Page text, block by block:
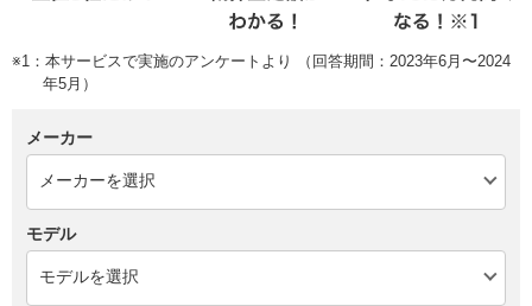
※1：本サービスで実施のアンケートより （回答期間：2023年6月〜2024
年5月）
メーカー
モデル